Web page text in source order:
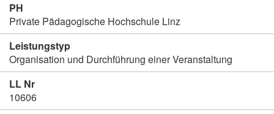
PH
Private Pädagogische Hochschule Linz
Leistungstyp
Organisation und Durchführung einer Veranstaltung
LL Nr
10606